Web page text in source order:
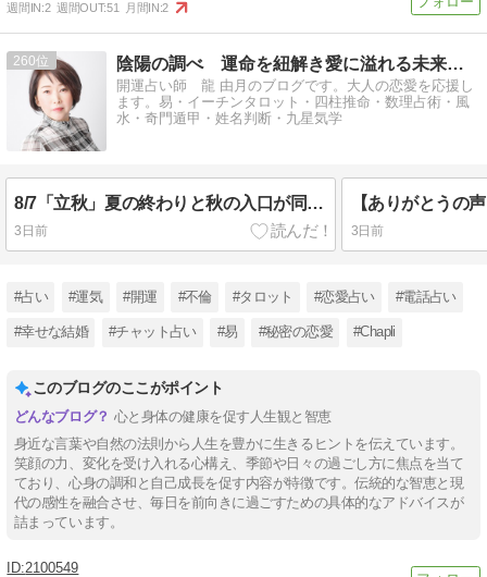
週間IN:2 週間OUT:51 月間IN:2
260 陰陽の調べ 運命を紐解き愛に溢れる未来を開く
開運占い師 龍 由月のブログです。大人の恋愛を応援し
ます。易・イーチンタロット・四柱推命・数理占術・風
水・奇門遁甲・姓名判断・九星気学
8/7「立秋」夏の終わりと秋の入口が同時に訪れる日
3日前 3日前
#占い #運気 #開運 #不倫 #タロット #恋愛占い #電話占い
#幸せな結婚 #チャット占い #易 #秘密の恋愛 #Chapli
このブログのここがポイント
心と身体の健康を促す人生観と智恵
身近な言葉や自然の法則から人生を豊かに生きるヒントを伝えています。
笑顔の力、変化を受け入れる心構え、季節や日々の過ごし方に焦点を当て
ており、心身の調和と自己成長を促す内容が特徴です。伝統的な智恵と現
代の感性を融合させ、毎日を前向きに過ごすための具体的なアドバイスが
詰まっています。
2100549